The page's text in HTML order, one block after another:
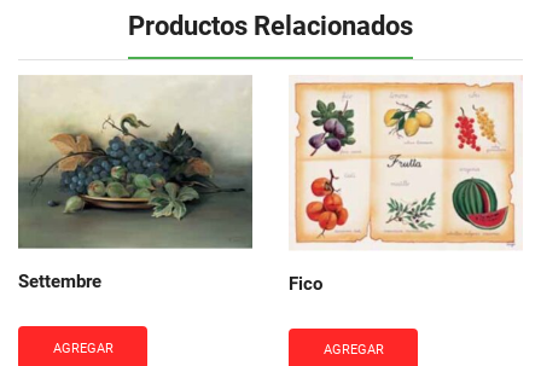
Productos Relacionados
Settembre
AGREGAR
Fico
AGREGAR